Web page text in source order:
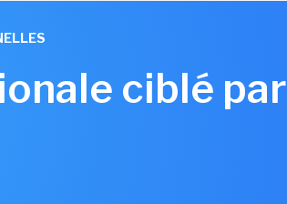
ciblé par